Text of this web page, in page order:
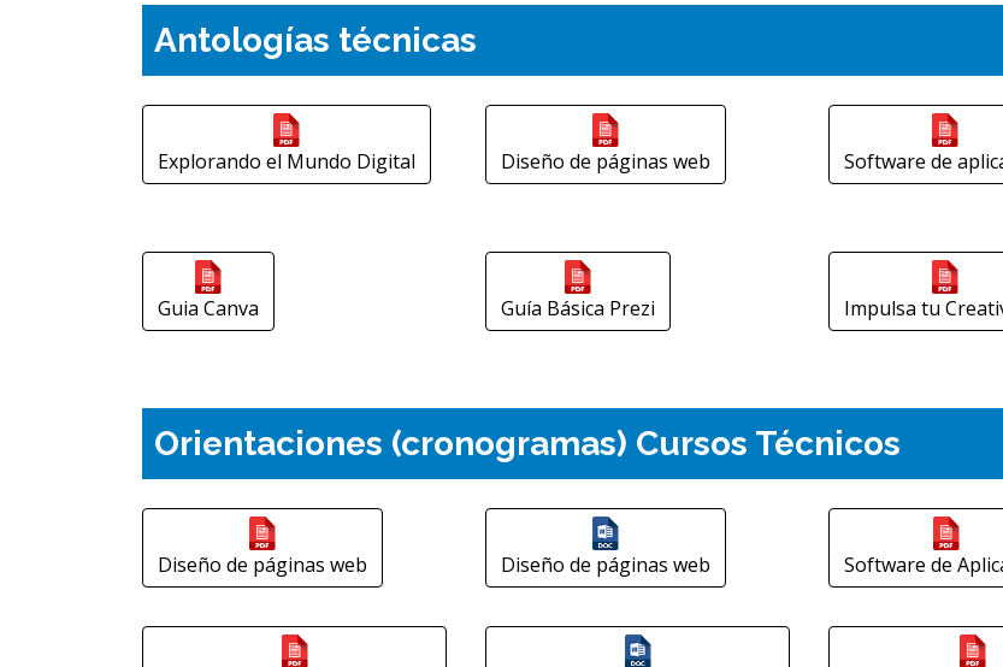
Antologías técnicas
Explorando el Mundo Digital Diseño de páginas web Software de
Guia Canva Guía Básica Prezi Impulsa tu
Orientaciones (cronogramas) Cursos Técnicos
Diseño de páginas web Diseño de páginas web Software de